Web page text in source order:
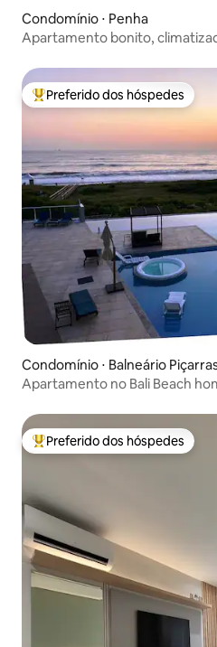
Condomínio ⋅ Penha
Apartamento bonito,
Entre os melhores preferidos
Preferido dos hóspedes
Condomínio ⋅ Balneário
Apartamento no Bali Beach
Entre os melhores preferidos
Preferido dos hóspedes